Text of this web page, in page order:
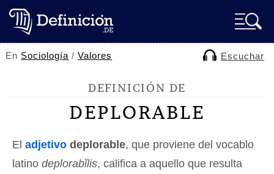
En Sociología /Valores Escuchar
DEFINICIÓN DE
DEPLORABLE
El adjetivo deplorable, que proviene del vocablo
latino deplorabĭlis, califica a aquello que resulta